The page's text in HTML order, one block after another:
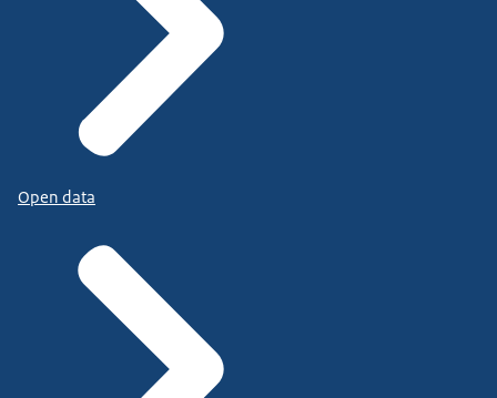
Open data